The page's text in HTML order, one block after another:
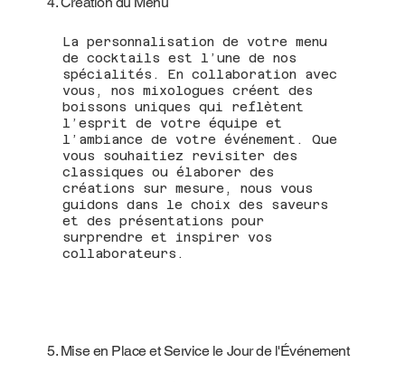
La personnalisation de votre menu
de cocktails est l’une de nos
spécialités. En collaboration avec
vous, nos mixologues créent des
boissons uniques qui reflètent
l’esprit de votre équipe et
l’ambiance de votre événement. Que
vous souhaitiez revisiter des
classiques ou élaborer des
créations sur mesure, nous vous
guidons dans le choix des saveurs
et des présentations pour
surprendre et inspirer vos
collaborateurs.
5. Mise en Place et Service le Jour de l'Événement